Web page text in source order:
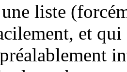
liste
et